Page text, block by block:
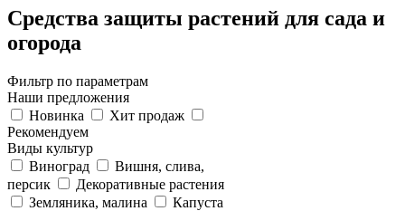
Средства защиты растений для сада и
огорода
Фильтр по параметрам
Наши предложения
Новинка
Хит продаж
Рекомендуем
Виды культур
Виноград
Вишня, слива,
персик
Декоративные растения
Земляника, малина
Капуста